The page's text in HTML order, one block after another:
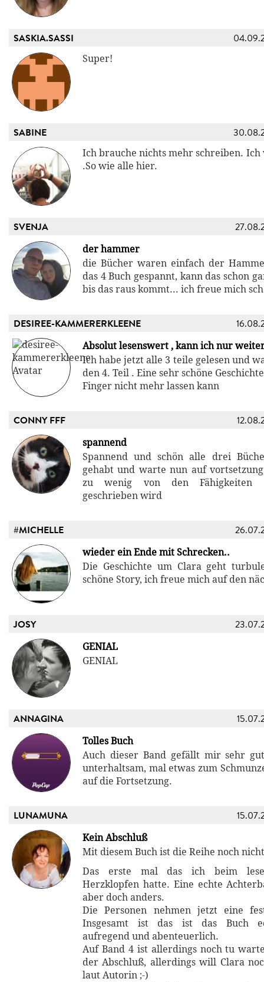
SASKIA.SASSI
Super!
SABINE
Ich brauche nichts mehr schreiben. Ich
.So wie alle hier.
SVENJA
der hammer
die Bücher waren einfach der
das 4 Buch gespannt, kann das schon
bis das raus kommt... ich freue mich
DESIREE-KAMMERERKLEENE
Absolut lesenswert , kann ich nur
Ich habe jetzt alle 3 teile gelesen und
den 4. Teil . Eine sehr schöne
Finger nicht mehr lassen kann
CONNY FFF
spannend
Spannend und schön alle drei
gehabt und warte nun auf
zu wenig von den Fähigkeiten
geschrieben wird
#MICHELLE
wieder ein Ende mit Schrecken..
Die Geschichte um Clara geht
schöne Story, ich freue mich auf den
JOSY
GENIAL
GENIAL
ANNAGINA
Tolles Buch
Auch dieser Band gefällt mir sehr
unterhaltsam, mal etwas zum
auf die Fortsetzung.
LUNAMUNA
Kein Abschluß
Mit diesem Buch ist die Reihe noch
Das erste mal das ich beim
Herzklopfen hatte. Eine echte
aber doch anders.
Die Personen nehmen jetzt eine
Insgesamt ist das ist das Buch
aufregend und abenteuerlich.
Auf Band 4 ist allerdings noch tu
der Abschluß, allerdings will Clara
laut Autorin ;-)